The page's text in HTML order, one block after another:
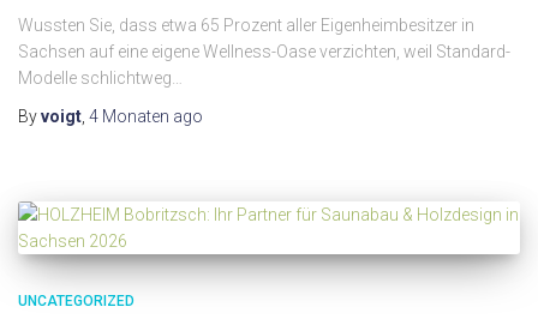
Wussten Sie, dass etwa 65 Prozent aller Eigenheimbesitzer in
Sachsen auf eine eigene Wellness-Oase verzichten, weil Standard-
Modelle schlichtweg…
Byvoigt 4 Monaten ago
UNCATEGORIZED